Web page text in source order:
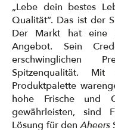
„Lebe dein bestes
Qualität“. Das ist der
Der Markt hat eine
Angebot. Sein
erschwinglichen
Spitzenqualität.
Produktpalette
hohe Frische und
gewährleisten, sind
Lösung für denAheers